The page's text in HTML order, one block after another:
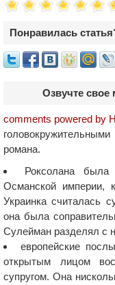
Понравилась
Озвучте свое
comments powered by
романа.
Роксолана
Османской империи,
Украинка считалась
она была
Сулейман разделял с
европейские
открытым лицом
супругом. Она